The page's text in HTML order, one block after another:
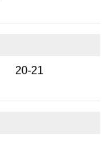
20-21